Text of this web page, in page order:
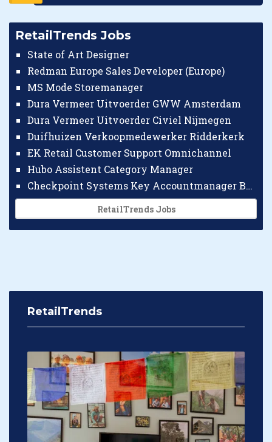
RetailTrends Jobs
State of Art Designer
Redman Europe Sales Developer (Europe)
MS Mode Storemanager
Dura Vermeer Uitvoerder GWW Amsterdam
Dura Vermeer Uitvoerder Civiel Nijmegen
Duifhuizen Verkoopmedewerker Ridderkerk
EK Retail Customer Support Omnichannel
Hubo Assistent Category Manager
Checkpoint Systems Key Accountmanager Benelux
RetailTrends Jobs
RetailTrends